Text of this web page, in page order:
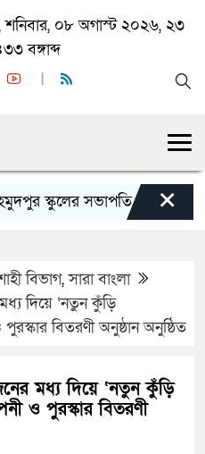
শনিবার, ০৮ অগাস্ট ২০২৬, ২৩
বঙ্গাব্দ
সভাপতি হলেন গোবিন্দ×
বিভাগ,সারা বাংলা
দিয়ে ‘নতুন কুঁড়ি
বিতরণী অনুষ্ঠান অনুষ্ঠিত
মধ্য দিয়ে ‘নতুন কুঁড়ি
ও পুরস্কার বিতরণী